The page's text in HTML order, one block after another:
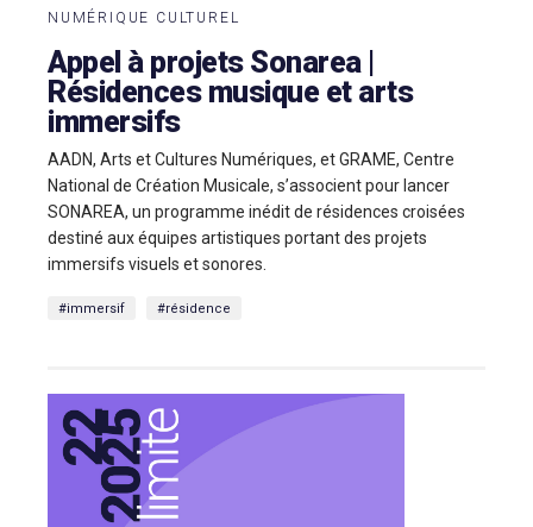
NUMÉRIQUE CULTUREL
Appel à projets Sonarea |
Résidences musique et arts
immersifs
AADN, Arts et Cultures Numériques, et GRAME, Centre
National de Création Musicale, s’associent pour lancer
SONAREA, un programme inédit de résidences croisées
destiné aux équipes artistiques portant des projets
immersifs visuels et sonores.
#immersif #résidence